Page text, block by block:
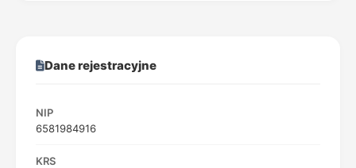
Dane rejestracyjne
NIP
6581984916
KRS